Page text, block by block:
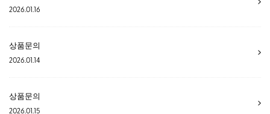
2026.01.16
상품문의
2026.01.14
상품문의
2026.01.15